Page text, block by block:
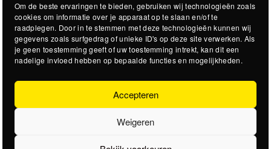
Om de beste ervaringen te bieden, gebruiken wij technologieën zoals
cookies om informatie over je apparaat op te slaan en/of te
raadplegen. Door in te stemmen met deze technologieën kunnen wij
gegevens zoals surfgedrag of unieke ID's op deze site verwerken. Als
je geen toestemming geeft of uw toestemming intrekt, kan dit een
nadelige invloed hebben op bepaalde functies en mogelijkheden.
Accepteren
Weigeren